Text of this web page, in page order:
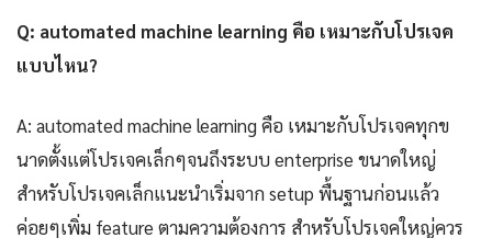
Q: automated machine learning คือ เหมาะกับโปรเจค
แบบไหน?
A: automated machine learning คือ เหมาะกับโปรเจคทุกข
นาดตั้งแต่โปรเจคเล็กๆจนถึงระบบ enterprise ขนาดใหญ่
สำหรับโปรเจคเล็กแนะนำเริ่มจาก setup พื้นฐานก่อนแล้ว
ค่อยๆเพิ่ม feature ตามความต้องการ สำหรับโปรเจคใหญ่ควร